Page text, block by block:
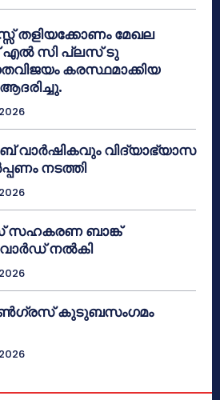
തളിയക്കോണം മേഖല
എൽ സി പ്ലസ് ടു
കരസ്ഥമാക്കിയ
വാർഷികവും വിദ്യാഭ്യാസ
നടത്തി
സഹകരണ ബാങ്ക്
നൽകി
കുടുബസംഗമം